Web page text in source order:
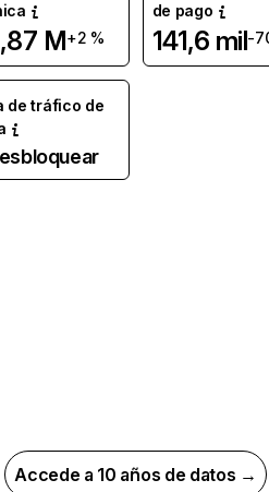
M+2 %
de pago
141,6 mil-
de tráfico de
Accede a 10 años de datos →